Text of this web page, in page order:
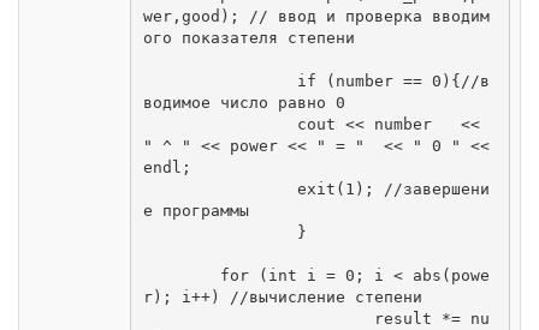
wer,good); // ввод и проверка вводим
ого показателя степени
водимое число равно 0
" ^ " << power << " = "  << " 0 " <<
endl;
е программы
r); i++) //вычисление степени